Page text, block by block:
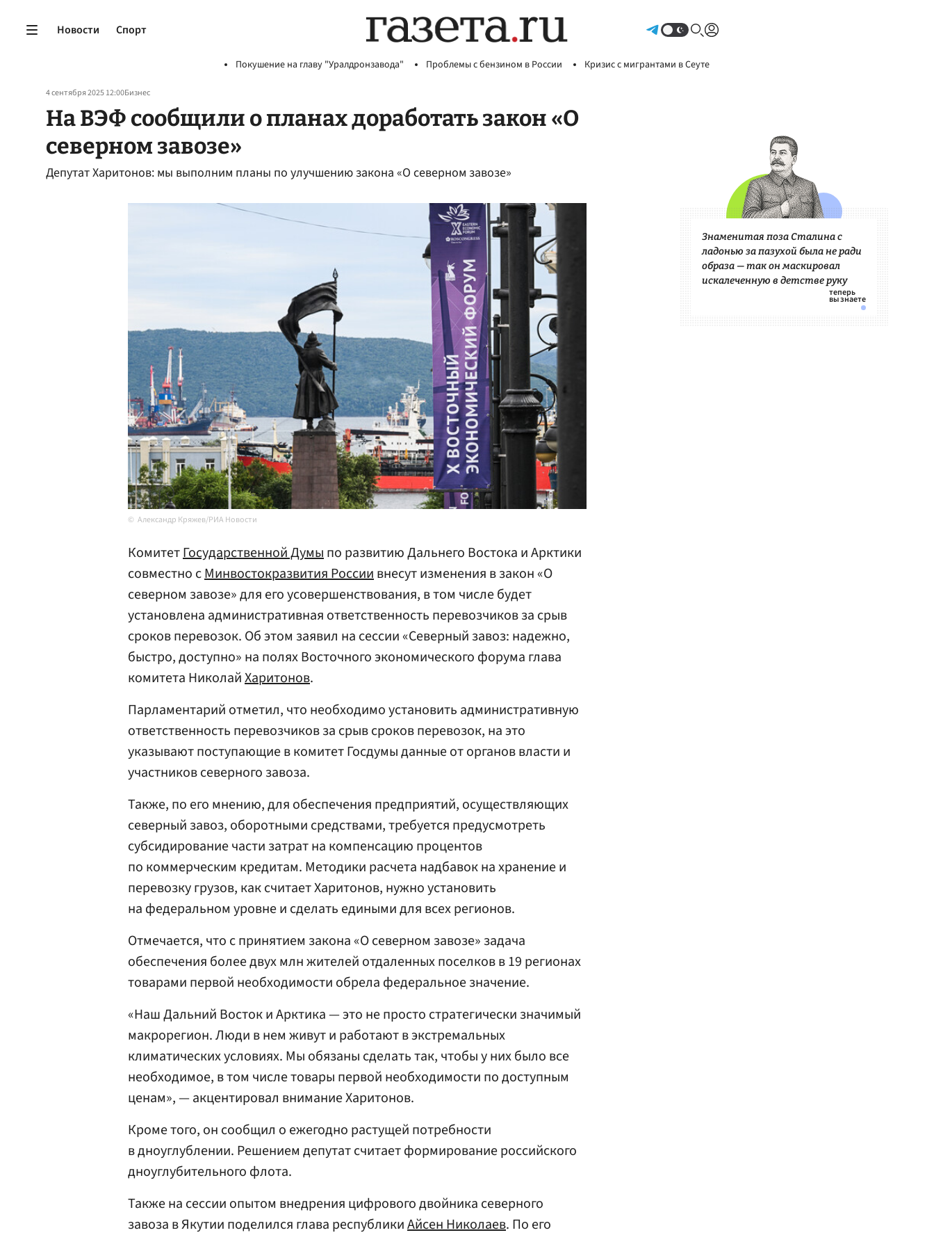
Новости Спорт
Покушение на главу "Уралдронзавода" Проблемы с бензином в России Кризис с мигрантами в Сеуте
4 сентября 2025 12:00Бизнес
На ВЭФ сообщили о планах доработать закон «О
северном завозе»
Депутат Харитонов: мы выполним планы по улучшению закона «О северном завозе»
Александр Кряжев/РИА Новости
КомитетГосударственной Думыпо развитию Дальнего Востока и Арктики
совместно сМинвостокразвития Россиивнесут изменения в закон «О
северном завозе» для его усовершенствования, в том числе будет
установлена административная ответственность перевозчиков за срыв
сроков перевозок. Об этом заявил на сессии «Северный завоз: надежно,
быстро, доступно» на полях Восточного экономического форума глава
комитета НиколайХаритонов.
Парламентарий отметил, что необходимо установить административную
ответственность перевозчиков за срыв сроков перевозок, на это
указывают поступающие в комитет Госдумы данные от органов власти и
участников северного завоза.
Также, по его мнению, для обеспечения предприятий, осуществляющих
северный завоз, оборотными средствами, требуется предусмотреть
субсидирование части затрат на компенсацию процентов
по коммерческим кредитам. Методики расчета надбавок на хранение и
перевозку грузов, как считает Харитонов, нужно установить
на федеральном уровне и сделать едиными для всех регионов.
Отмечается, что с принятием закона «О северном завозе» задача
обеспечения более двух млн жителей отдаленных поселков в 19 регионах
товарами первой необходимости обрела федеральное значение.
«Наш Дальний Восток и Арктика — это не просто стратегически значимый
макрорегион. Люди в нем живут и работают в экстремальных
климатических условиях. Мы обязаны сделать так, чтобы у них было все
необходимое, в том числе товары первой необходимости по доступным
ценам», — акцентировал внимание Харитонов.
Кроме того, он сообщил о ежегодно растущей потребности
в дноуглублении. Решением депутат считает формирование российского
дноуглубительного флота.
Также на сессии опытом внедрения цифрового двойника северного
завоза в Якутии поделился глава республикиАйсен Николаев. По его
Знаменитая поза Сталина с
ладонью за пазухой была не ради
образа — так он маскировал
искалеченную в детстве руку